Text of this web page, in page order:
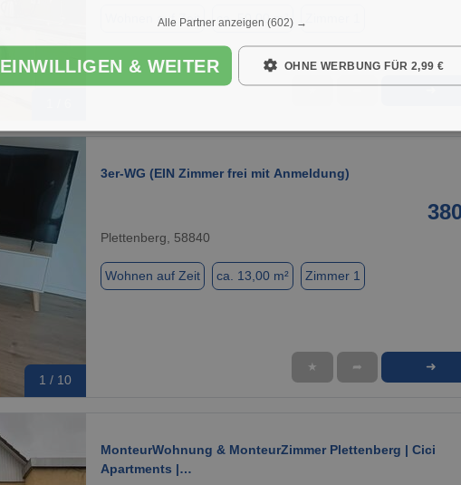
Wohnen auf Zeit ca. 50,00 m²
★ ➦ ➜
1 / 10
3er-WG (EIN Zimmer frei mit Anmeldung)
Plettenberg, 58840
Wohnen auf Zeit ca. 13,00 m² Zimmer 1
★ ➦ ➜
MonteurWohnung & MonteurZimmer Plettenberg | Cici
Apartments |…
Alle Partner anzeigen (602) →
EINWILLIGEN & WEITER OHNE WERBUNG FÜR 2,99 €